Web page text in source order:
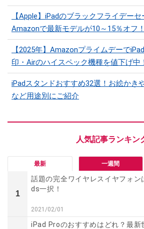
【Apple】iPadのブラックフライデーセ
Amazonで最新モデルが10～15％オフ！
【2025年】Amazonプライムデーで
印・Airのハイスペック機種を値下げ中
iPadスタンドおすすめ32選！お絵かき
など用途別にご紹介
最新 一週間
1
話題の完全ワイヤレスイヤフォン
ds一択！
2021/02/01
iPad Proのおすすめはどれ？最新